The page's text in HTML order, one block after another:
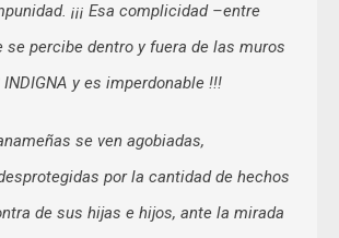
¡¡¡ Esa complicidad –entre
se percibe dentro y fuera de las muros
INDIGNA y es imperdonable !!!
se ven agobiadas,
por la cantidad de hechos
de sus hijas e hijos, ante la mirada